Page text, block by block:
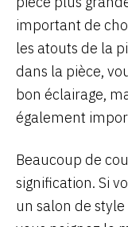
important de
les atouts de la
dans la pièce,
bon éclairage,
également
Beaucoup de
signification. Si
un salon de